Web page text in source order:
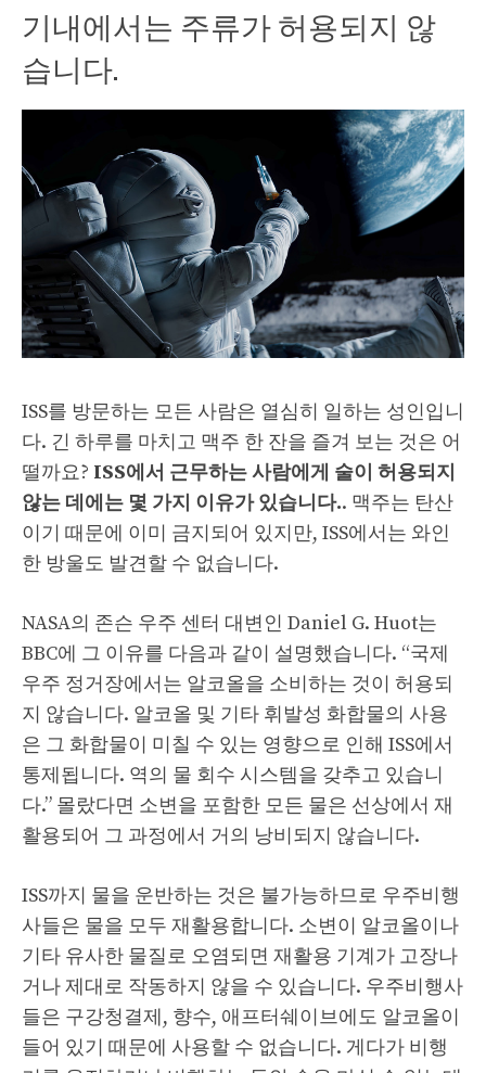
기내에서는 주류가 허용되지 않
습니다.
ISS를 방문하는 모든 사람은 열심히 일하는 성인입니
다. 긴 하루를 마치고 맥주 한 잔을 즐겨 보는 것은 어
떨까요? ISS에서 근무하는 사람에게 술이 허용되지
않는 데에는 몇 가지 이유가 있습니다.. 맥주는 탄산
이기 때문에 이미 금지되어 있지만, ISS에서는 와인
한 방울도 발견할 수 없습니다.
NASA의 존슨 우주 센터 대변인 Daniel G. Huot는
BBC에 그 이유를 다음과 같이 설명했습니다. “국제
우주 정거장에서는 알코올을 소비하는 것이 허용되
지 않습니다. 알코올 및 기타 휘발성 화합물의 사용
은 그 화합물이 미칠 수 있는 영향으로 인해 ISS에서
통제됩니다. 역의 물 회수 시스템을 갖추고 있습니
다.” 몰랐다면 소변을 포함한 모든 물은 선상에서 재
활용되어 그 과정에서 거의 낭비되지 않습니다.
ISS까지 물을 운반하는 것은 불가능하므로 우주비행
사들은 물을 모두 재활용합니다. 소변이 알코올이나
기타 유사한 물질로 오염되면 재활용 기계가 고장나
거나 제대로 작동하지 않을 수 있습니다. 우주비행사
들은 구강청결제, 향수, 애프터쉐이브에도 알코올이
들어 있기 때문에 사용할 수 없습니다. 게다가 비행